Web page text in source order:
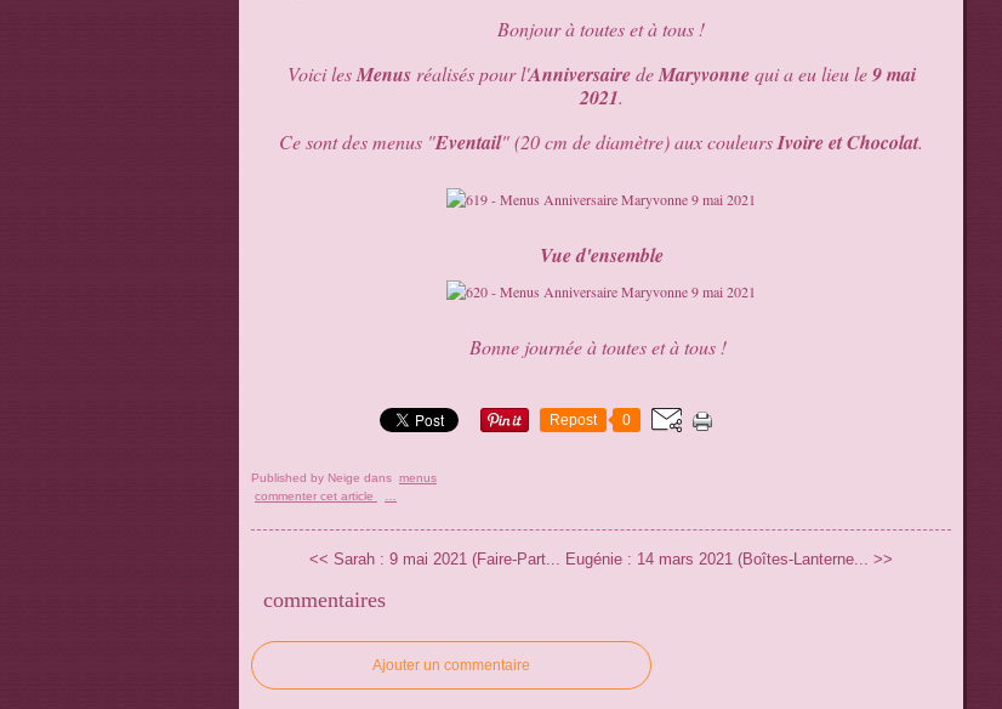
Bonjour à toutes et à tous !
Voici lesMenus réalisés pour l'AnniversairedeMaryvonnequi a eu lieu le9 mai
2021.
Ce sont des menus "Eventail" (20 cm de diamètre) aux couleursIvoire et Chocolat.
Vue d'ensemble
Bonne journée à toutes et à tous !
Repost 0
Published by Neige dans menus
commenter cet article
<< Sarah : 9 mai 2021 (Faire-Part... Eugénie : 14 mars 2021 (Boîtes-Lanterne... >>
commentaires
Ajouter un commentaire